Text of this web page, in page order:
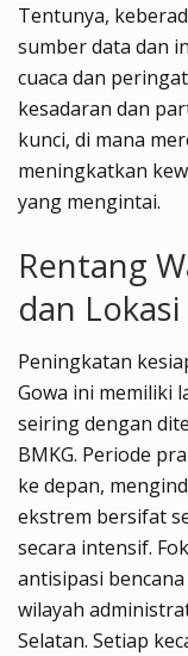
Tentunya,
sumber data dan
cuaca dan
kesadaran dan
kunci, di mana
meningkatkan
yang mengintai.
Rentang
dan
Peningkatan
Gowa ini memiliki
seiring dengan
BMKG. Periode
ke depan,
ekstrem bersifat
secara intensif.
antisipasi
wilayah
Selatan. Setiap